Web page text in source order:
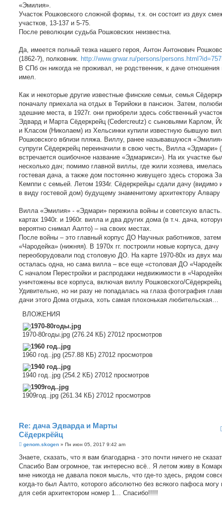
«Эмилия».
Участок Рошковского сложной формы, т.к. он состоит из двух
участков, 13-137 и 5-75.
После революции судьба Рошковских неизвестна.
Да, имеется полный тезка нашего героя, Антон Антонович
(1862-?), полковник. http://www.grwar.ru/persons/
В СПб он никогда не проживал, не родственник, к даче отношения
имел.
Как и некоторые другие известные финские семьи, семья
поначалу приехала на отдых в Терийоки в пансион. Затем,
здешние места, в 1927г. они приобрели здесь собственный
Эдвард и Марта Сёдеркрейц (Cedercreutz) с сыновьями Карлом,
и Класом (Николаем) из Хельсинки купили известную бывшую
Рошковского вблизи пляжа. Виллу, ранее называвшуюся
супруги Сёдеркрейц переиначили в свою честь, Вилла «Эдмари»
встречается ошибочное название «Эдмарикси»). На их участке
несколько дач; помимо главной виллы, где жили хозяева, имелась
гостевая дача, а также дом постоянно живущего здесь сторожа
Кемппи с семьей. Летом 1934г. Сёдеркрейцы сдали дачу (видимо
в виду гостевой дом) будущему знаменитому архитектору
Вилла «Эмилия» - «Эдмари» пережила войны и советскую
картах 1940г. и 1960г. вилла и два других дома (в т.ч. дача,
вероятно снимал Аалто) – на своих местах.
После войны – это главный корпус ДО Научных работников,
«Чародейка» (нижняя). В 1970х гг. построили новые корпуса, дачу
переоборудовали под столовую ДО. На карте 1970-80х из двух
осталась одна, но сама вилла – все еще «столовая ДО
С началом Перестройки и распродажи недвижимости в
уничтожены все корпуса, включая виллу Рошковского/
Удивительно, но ни разу не попадалась на глаза фотография
дачи этого Дома отдыха, хоть самая плохонькая любительская…
ВЛОЖЕНИЯ
1970-80годы.jpg (276.24 КБ) 27012 просмотров
1960 год..jpg (257.88 КБ) 27012 просмотров
1940 год..jpg (254.2 КБ) 27012 просмотров
1909год..jpg (261.34 КБ) 27012 просмотров
Re: дача Эдварда и Марты
Сёдеркрёйц
С
о
щ
е
и
е
genom.skogen » Пн июн 05, 2017 9:42 am
Знаете, сказать, что я вам благодарна - это почти ничего не
Спасибо Вам огромное, так интересно всё.. Я летом живу в
мне никогда не давала покоя мысль, что где-то здесь, рядом
когда-то был Аалто, которого абсолютно без всякого пафоса могу
для себя архитектором номер 1... Спасибо!!!!!